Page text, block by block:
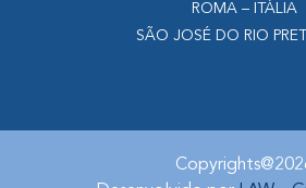
ROMA – ITÁLIA
SÃO JOSÉ DO RIO